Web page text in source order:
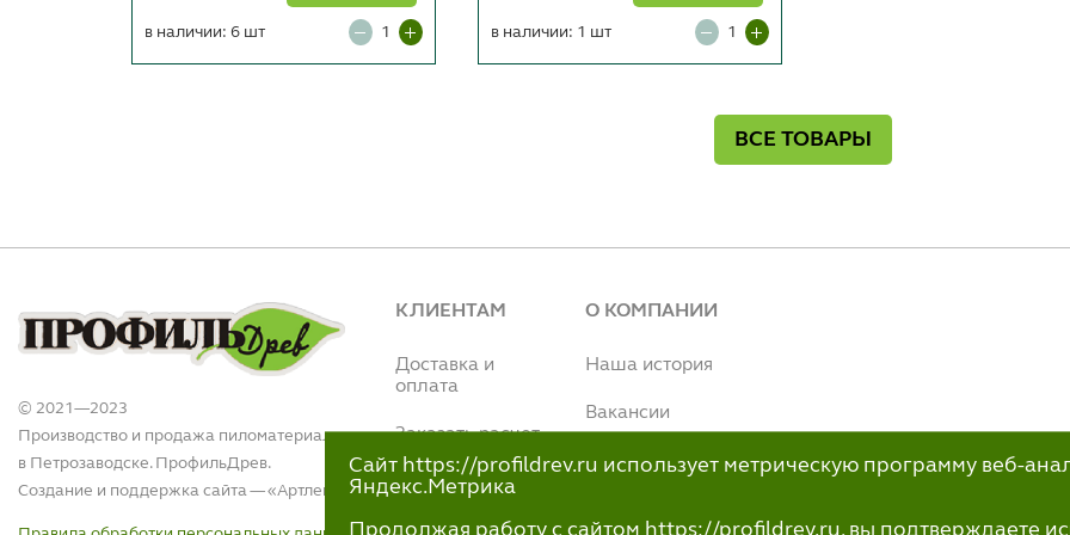
в наличии: 6 шт в наличии: 1 шт
ВСЕ ТОВАРЫ
© 2021—2023
Производство и продажа пиломатериалов
в Петрозаводске. ПрофильДрев.
Создание и поддержка сайта — «Артлекс
КЛИЕНТАМ
Доставка и
оплата
Заказать расчет
Интернет магазин
(Вытегорское ш.,
О КОМПАНИИ
Наша история
Вакансии
Наше производство
Сайт https://profildrev.ru использует метрическую программу веб-
Яндекс.Метрика
Продолжая работу с сайтом https://profildrev.ru, вы подтверждаете